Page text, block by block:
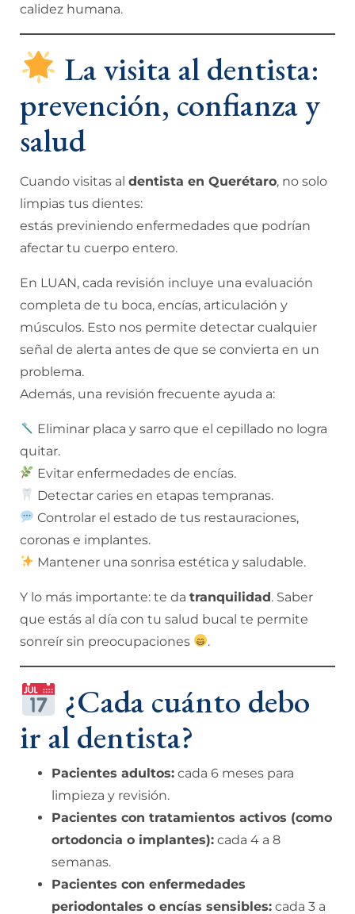
calidez humana.
La visita al dentista:
prevención, confianza y
salud
Cuando visitas al dentista en Querétaro, no solo
limpias tus dientes:
estás previniendo enfermedades que podrían
afectar tu cuerpo entero.
En LUAN, cada revisión incluye una evaluación
completa de tu boca, encías, articulación y
músculos. Esto nos permite detectar cualquier
señal de alerta antes de que se convierta en un
problema.
Además, una revisión frecuente ayuda a:
Eliminar placa y sarro que el cepillado no logra
quitar.
Evitar enfermedades de encías.
Detectar caries en etapas tempranas.
Controlar el estado de tus restauraciones,
coronas e implantes.
Mantener una sonrisa estética y saludable.
Y lo más importante: te da tranquilidad. Saber
que estás al día con tu salud bucal te permite
sonreír sin preocupaciones
.
¿Cada cuánto debo
ir al dentista?
Pacientes adultos: cada 6 meses para
limpieza y revisión.
Pacientes con tratamientos activos (como
ortodoncia o implantes): cada 4 a 8
semanas.
Pacientes con enfermedades
periodontales o encías sensibles: cada 3 a